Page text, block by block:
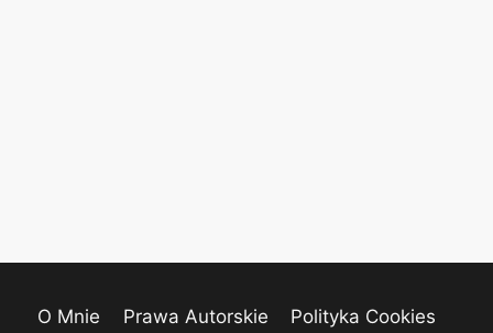
O Mnie Prawa Autorskie
Polityka Cookies